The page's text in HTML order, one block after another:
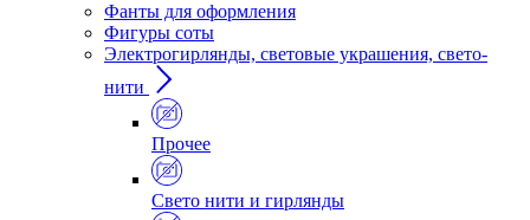
Фанты для оформления
Фигуры соты
Электрогирлянды, световые украшения, свето-
нити
Прочее
Свето нити и гирлянды